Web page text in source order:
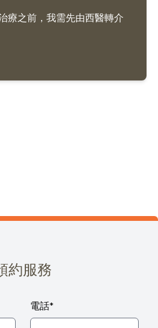
療之前，我需先由西醫轉介
約服務
電話*